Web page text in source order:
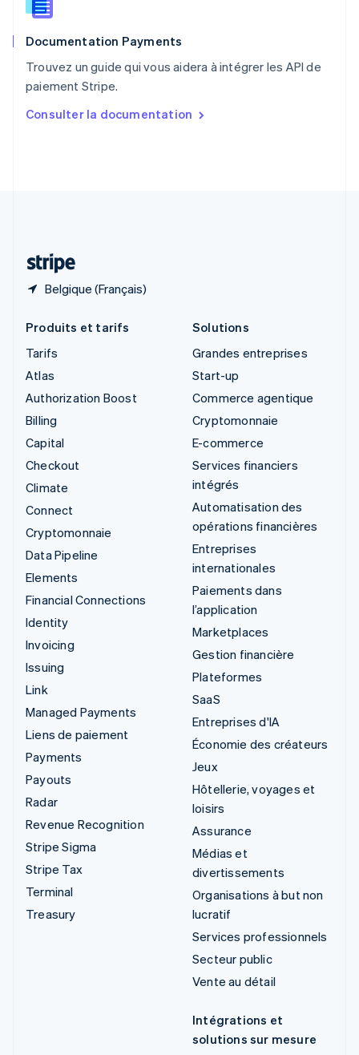
Documentation Payments
Trouvez un guide qui vous aidera à intégrer les API de
paiement Stripe.
Consulter la documentation
Belgique (Français)
Roumanie
Royaume-Uni
Singapour
English 简体中文
English
Produits et tarifs
Tarifs
Atlas
Authorization Boost
Billing
Capital
Checkout
Climate
Connect
Cryptomonnaie
Data Pipeline
Elements
Financial Connections
Identity
Invoicing
Issuing
Link
Managed Payments
Liens de paiement
Payments
Payouts
Radar
Revenue Recognition
Stripe Sigma
Stripe Tax
Terminal
Treasury
Solutions
Grandes entreprises
Start-up
Commerce agentique
Cryptomonnaie
E-commerce
Services financiers
intégrés
Automatisation des
opérations financières
Entreprises
internationales
Paiements dans
l’application
Marketplaces
Gestion financière
Plateformes
SaaS
Entreprises d'IA
Économie des créateurs
Jeux
Hôtellerie, voyages et
loisirs
Assurance
Médias et
divertissements
Organisations à but non
lucratif
Services professionnels
Secteur public
Vente au détail
Intégrations et
solutions sur mesure